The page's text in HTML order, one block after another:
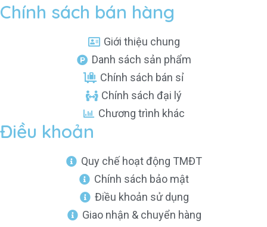
Chính sách bán hàng
Giới thiệu chung
Danh sách sản phẩm
Chính sách bán sỉ
Chính sách đại lý
Chương trình khác
Điều khoản
Quy chế hoạt động TMĐT
Chính sách bảo mật
Điều khoản sử dụng
Giao nhận & chuyển hàng